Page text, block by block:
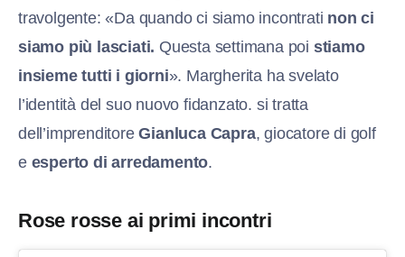
travolgente: «Da quando ci siamo incontrati non ci
siamo più lasciati. Questa settimana poi stiamo
insieme tutti i giorni». Margherita ha svelato
l’identità del suo nuovo fidanzato. si tratta
dell’imprenditoreGianluca Capra, giocatore di golf
e esperto di arredamento.
Rose rosse ai primi incontri